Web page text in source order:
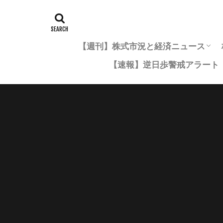
【週刊】株式市況と経済ニュース
市況年間レポート一覧
四半期市況まとめ
月次市況まとめ
【速報】逆日歩警戒アラート